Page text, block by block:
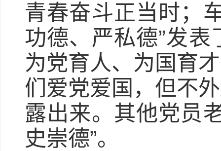
青春奋斗正当时；
功德、严私德”发
为党育人、为国育
们爱党爱国，但不
露出来。其他党员
史崇德”。